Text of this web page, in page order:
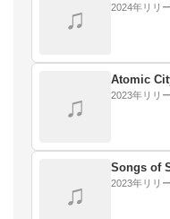
♫ 2024年リリ
♫
Atomic
2023年リリ
♫
Songs of
2023年リリ